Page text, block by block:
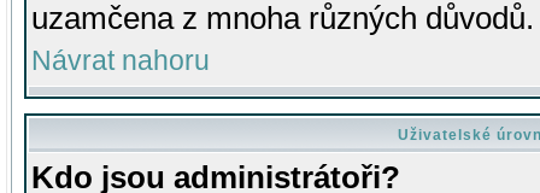
uzamčena z mnoha různých důvodů.
Návrat nahoru
Uživatelské
Kdo jsou administrátoři?